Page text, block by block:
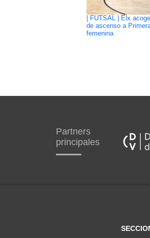
| FUTSAL | Elx
de ascenso a
femenina
Partners
principales